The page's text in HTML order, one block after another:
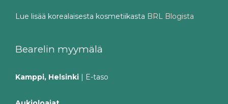
Lue lisää korealaisesta kosmetiikasta BRL Blogista
Bearelin myymälä
Kamppi, Helsinki | E-taso